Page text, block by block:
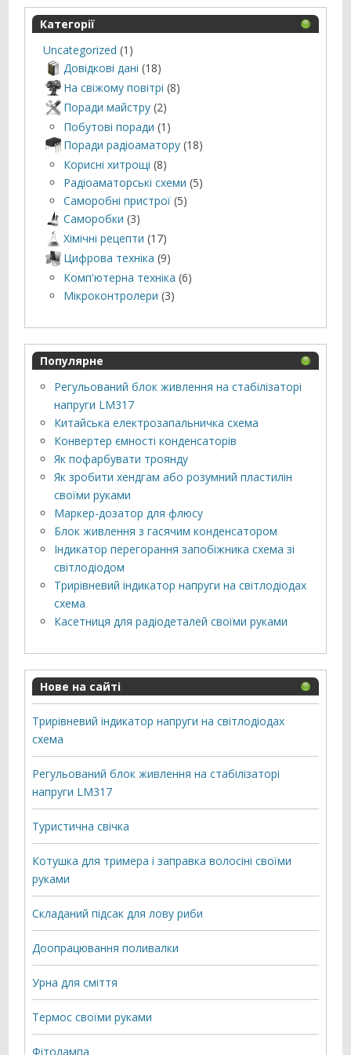
Категорії
Uncategorized (1)
Довідкові дані (18)
На свіжому повітрі (8)
Поради майстру (2)
Побутові поради (1)
Поради радіоаматору (18)
Корисні хитрощі (8)
Радіоаматорські схеми (5)
Саморобні пристрої (5)
Саморобки (3)
Хімічні рецепти (17)
Цифрова техніка (9)
Комп'ютерна техніка (6)
Мікроконтролери (3)
Популярне
Регульований блок живлення на стабілізаторі
напруги LM317
Китайська електрозапальничка схема
Конвертер ємності конденсаторів
Як пофарбувати троянду
Як зробити хендгам або розумний пластилін
своїми руками
Маркер-дозатор для флюсу
Блок живлення з гасячим конденсатором
Індикатор перегорання запобіжника схема зі
світлодіодом
Трирівневий індикатор напруги на світлодіодах
схема
Касетниця для радіодеталей своїми руками
Нове на сайті
Трирівневий індикатор напруги на світлодіодах
схема
Регульований блок живлення на стабілізаторі
напруги LM317
Туристична свічка
Котушка для тримера і заправка волосіні своїми
руками
Складаний підсак для лову риби
Доопрацювання поливалки
Урна для сміття
Термос своїми руками
Фітолампа